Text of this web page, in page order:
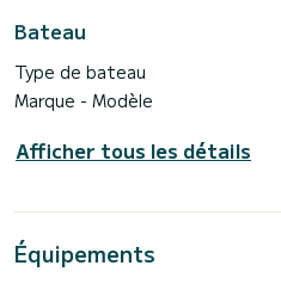
Bateau
Type de bateau
Marque - Modèle
Afficher tous les détails
Équipements